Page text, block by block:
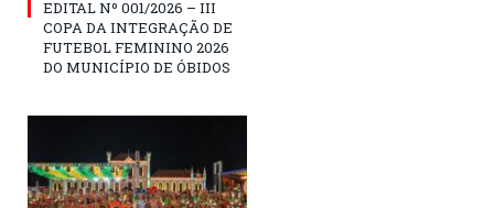
EDITAL Nº 001/2026 – III
COPA DA INTEGRAÇÃO DE
FUTEBOL FEMININO 2026
DO MUNICÍPIO DE ÓBIDOS